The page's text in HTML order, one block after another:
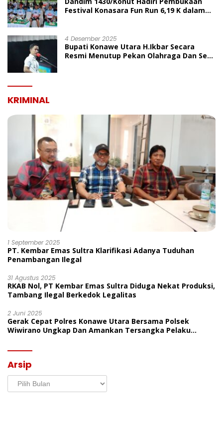
Festival Konasara Fun Run 6,19 K dalam
4 Desember 2025
Bupati Konawe Utara H.Ikbar Secara
Resmi Menutup Pekan Olahraga Dan Seni
KRIMINAL
1 September 2025
PT. Kembar Emas Sultra Klarifikasi Adanya Tuduhan
Penambangan Ilegal
31 Agustus 2025
RKAB Nol, PT Kembar Emas Sultra Diduga Nekat Produksi,
Tambang Ilegal Berkedok Legalitas
2 Juni 2025
Gerak Cepat Polres Konawe Utara Bersama Polsek
Wiwirano Ungkap Dan Amankan Tersangka Pelaku
Arsip
Arsip